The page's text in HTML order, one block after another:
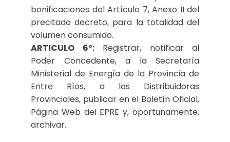
bonificaciones del Artículo 7, Anexo II del
precitado decreto, para la totalidad del
volumen consumido.
ARTICULO 6º:Registrar, notificar al
Poder Concedente, a la Secretaría
Ministerial de Energía de la Provincia de
Entre Ríos, a las Distribuidoras
Provinciales, publicar en el Boletín Oficial,
Página Web del EPRE y, oportunamente,
archivar.